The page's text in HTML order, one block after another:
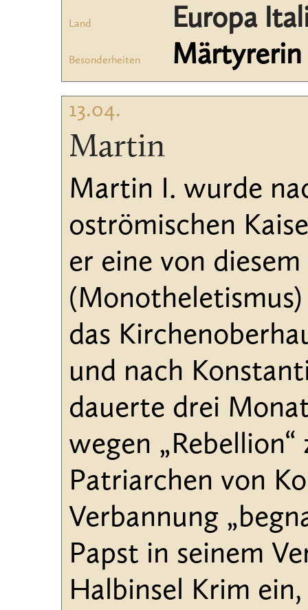
Land Europa
Besonderheiten Märtyrerin
13.04.
Martin
Martin I. wurde
oströmischen
er eine von
das
und nach
dauerte drei
wegen
Patriarchen von
Verbannung
Papst in seinem
Halbinsel Krim